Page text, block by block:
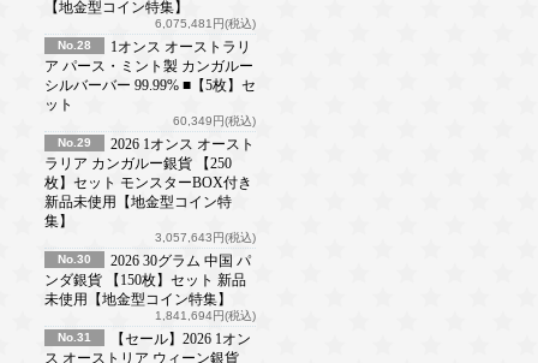
【地金型コイン特集】
6,075,481円(税込)
No.28
1オンス オーストラリ
ア パース・ミント製 カンガルー
シルバーバー 99.99% ■【5枚】セ
ット
60,349円(税込)
No.29
2026 1オンス オースト
ラリア カンガルー銀貨 【250
枚】セット モンスターBOX付き
新品未使用【地金型コイン特
集】
3,057,643円(税込)
No.30
2026 30グラム 中国 パ
ンダ銀貨 【150枚】セット 新品
未使用【地金型コイン特集】
1,841,694円(税込)
No.31
【セール】2026 1オン
ス オーストリア ウィーン銀貨